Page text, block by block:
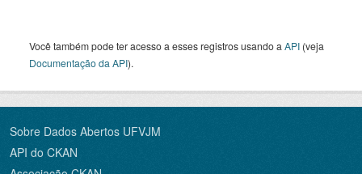
Você também pode ter acesso a esses registros usando a API (veja
Documentação da API).
Sobre Dados Abertos UFVJM
API do CKAN